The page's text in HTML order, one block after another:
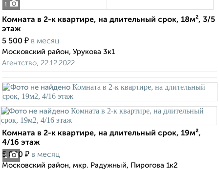
1
Комната в 2-к квартире, на длительный срок, 18м², 3/5
этаж
5 500 ₽ в месяц
Московский район, Урукова 3к1
Агентство, 22.12.2022
1
Комната в 2-к квартире, на длительный срок, 19м²,
4/16 этаж
5 000 ₽ в месяц
Московский район, мкр. Радужный, Пирогова 1к2